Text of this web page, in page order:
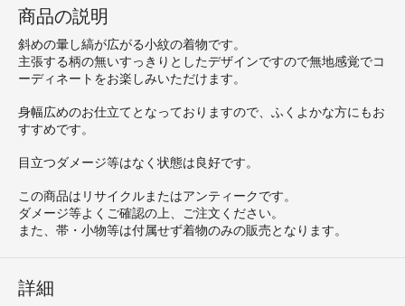
商品の説明
斜めの暈し縞が広がる小紋の着物です。
主張する柄の無いすっきりとしたデザインですので無地感覚でコ
ーディネートをお楽しみいただけます。
身幅広めのお仕立てとなっておりますので、ふくよかな方にもお
すすめです。
目立つダメージ等はなく状態は良好です。
この商品はリサイクルまたはアンティークです。
ダメージ等よくご確認の上、ご注文ください。
また、帯・小物等は付属せず着物のみの販売となります。
詳細